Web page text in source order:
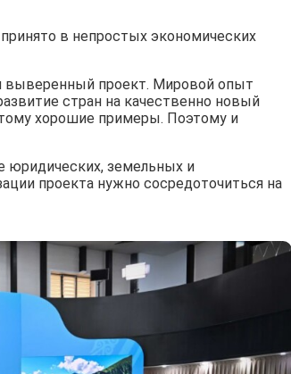
в непростых экономических
выверенный проект. Мировой опыт
стран на качественно новый
хорошие примеры. Поэтому и
юридических, земельных и
проекта нужно сосредоточиться на